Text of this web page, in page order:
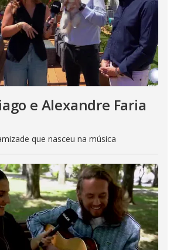
e Alexandre Faria
que nasceu na música